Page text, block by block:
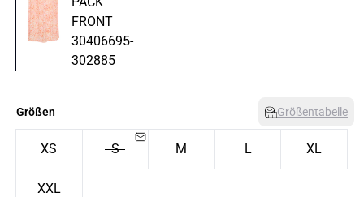
Größen Größentabelle
XS S M L XL
XXL